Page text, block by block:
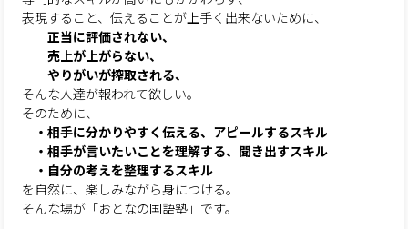
表現すること、伝えることが上手く出来ないために、
正当に評価されない、
売上が上がらない、
やりがいが搾取される、
そんな人達が報われて欲しい。
そのために、
・相手に分かりやすく伝える、アピールするスキル
・相手が言いたいことを理解する、聞き出すスキル
・自分の考えを整理するスキル
を自然に、楽しみながら身につける。
そんな場が「おとなの国語塾」です。